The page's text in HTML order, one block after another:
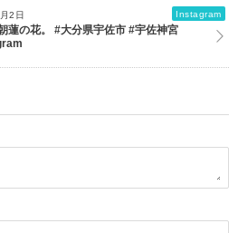
2日 Instagram
蓮の花。 #大分県宇佐市 #宇佐神宮